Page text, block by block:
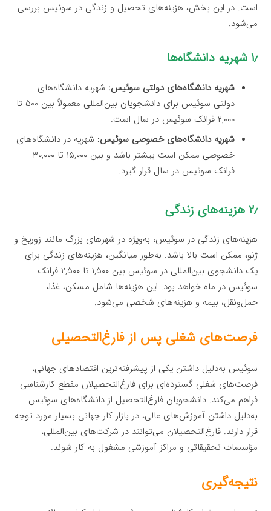
است. در این بخش، هزینه‌های تحصیل و زندگی در سوئیس بررسی
می‌شود.
۱٫ شهریه دانشگاه‌ها
شهریه دانشگاه‌های دولتی سوئیس: شهریه دانشگاه‌های
دولتی سوئیس برای دانشجویان بین‌المللی معمولاً بین ۵۰۰ تا
۲,۰۰۰ فرانک سوئیس در سال است.
شهریه دانشگاه‌های خصوصی سوئیس: شهریه در دانشگاه‌های
خصوصی ممکن است بیشتر باشد و بین ۱۵,۰۰۰ تا ۳۰,۰۰۰
فرانک سوئیس در سال قرار گیرد.
۲٫ هزینه‌های زندگی
هزینه‌های زندگی در سوئیس، به‌ویژه در شهرهای بزرگ مانند زوریخ و
ژنو، ممکن است بالا باشد. به‌طور میانگین، هزینه‌های زندگی برای
یک دانشجوی بین‌المللی در سوئیس بین ۱,۵۰۰ تا ۲,۵۰۰ فرانک
سوئیس در ماه خواهد بود. این هزینه‌ها شامل مسکن، غذا،
حمل‌ونقل، بیمه و هزینه‌های شخصی می‌شود.
فرصت‌های شغلی پس از فارغ‌التحصیلی
سوئیس به‌دلیل داشتن یکی از پیشرفته‌ترین اقتصادهای جهانی،
فرصت‌های شغلی گسترده‌ای برای فارغ‌التحصیلان مقطع کارشناسی
فراهم می‌کند. دانشجویان فارغ‌التحصیل از دانشگاه‌های سوئیس
به‌دلیل داشتن آموزش‌های عالی، در بازار کار جهانی بسیار مورد توجه
قرار دارند. فارغ‌التحصیلان می‌توانند در شرکت‌های بین‌المللی،
مؤسسات تحقیقاتی و مراکز آموزشی مشغول به کار شوند.
نتیجه‌گیری